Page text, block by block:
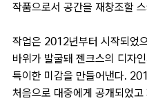
작품으로서 공간을 재창조할
작업은 2012년부터 시작되었
바위가 발굴돼 젠크스의 디자
특이한 미감을 만들어낸다.
처음으로 대중에게 공개되었고